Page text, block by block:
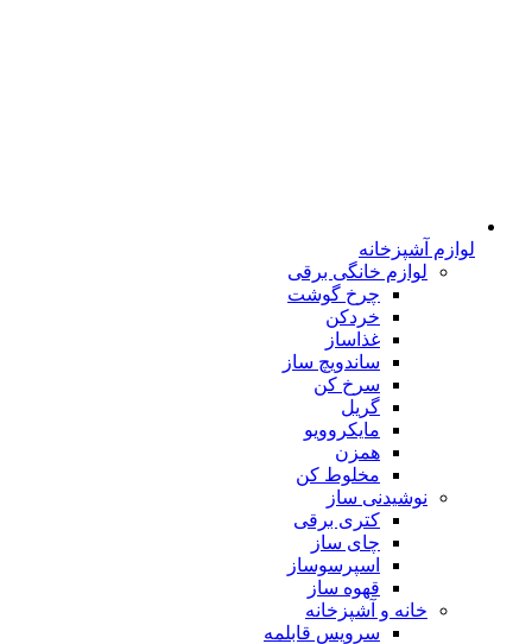
لوازم آشپزخانه
لوازم خانگی برقی
چرخ گوشت
خردکن
غذاساز
ساندویچ ساز
سرخ کن
گریل
مایکروویو
همزن
مخلوط کن
نوشیدنی ساز
کتری برقی
چای ساز
اسپرسوساز
قهوه ساز
خانه و آشپزخانه
سرویس قابلمه